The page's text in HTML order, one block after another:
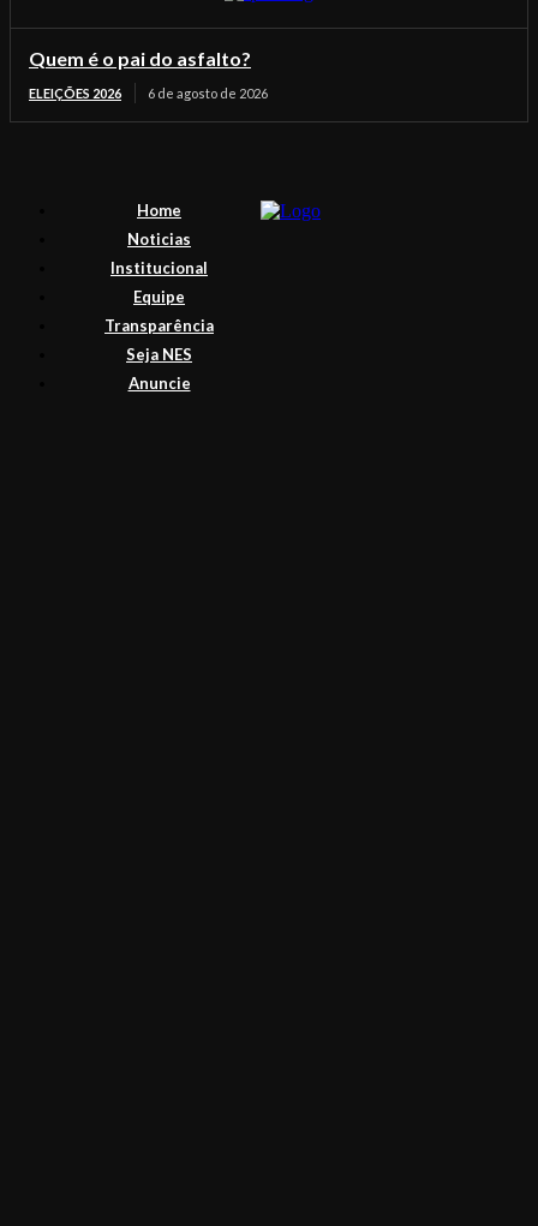
Quem é o pai do asfalto?
ELEIÇÕES 2026 6 de agosto de 2026
Home
Noticias
Institucional
Equipe
Transparência
Seja NES
Anuncie